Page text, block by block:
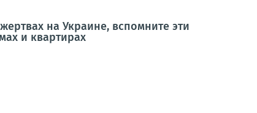
на Украине, вспомните эти
и квартирах